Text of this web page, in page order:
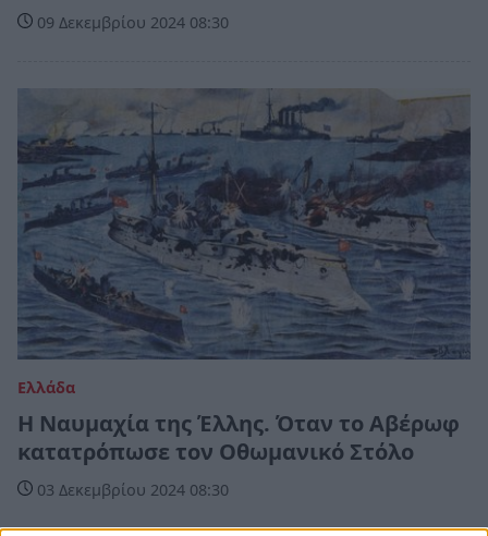
09 Δεκεμβρίου 2024 08:30
Ελλάδα
Η Ναυμαχία της Έλλης. Όταν το Αβέρωφ
κατατρόπωσε τον Οθωμανικό Στόλο
03 Δεκεμβρίου 2024 08:30